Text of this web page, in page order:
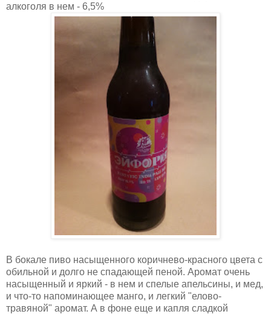
алкоголя в нем - 6,5%
В бокале пиво насыщенного коричнево-красного цвета с
обильной и долго не спадающей пеной. Аромат очень
насыщенный и яркий - в нем и спелые апельсины, и мед,
и что-то напоминающее манго, и легкий "елово-
травяной" аромат. А в фоне еще и капля сладкой